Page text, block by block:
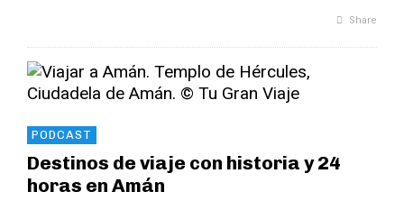
Share
PODCAST
Destinos de viaje con historia y 24
horas en Amán